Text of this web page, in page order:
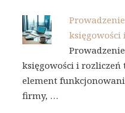
Prowadzenie
księgowości
Prowadzenie
księgowości i rozliczeń
element
firmy, …